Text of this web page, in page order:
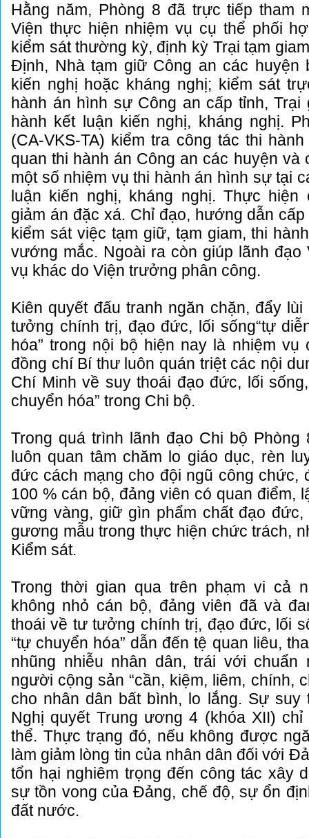
Hằng năm, Phòng 8 đã trực tiếp tham
Viện thực hiện nhiệm vụ cụ thể phối
kiểm sát thường kỳ, định kỳ Trại tạm
Định, Nhà tạm giữ Công an các huyện
kiến nghị hoặc kháng nghị; kiểm sát
hành án hình sự Công an cấp tỉnh, Trại
hành kết luận kiến nghị, kháng nghị.
(CA-VKS-TA) kiểm tra công tác thi
quan thi hành án Công an các huyện
một số nhiệm vụ thi hành án hình sự tại
luận kiến nghị, kháng nghị. Thực hiện
giảm án đặc xá. Chỉ đạo, hướng dẫn
kiểm sát việc tạm giữ, tạm giam, thi
vướng mắc. Ngoài ra còn giúp lãnh đạo
vụ khác do Viện trưởng phân công.
Kiên quyết đấu tranh ngăn chặn, đẩy
tưởng chính trị, đạo đức, lối sống“tự
hóa” trong nội bộ hiện nay là nhiệm vụ
đồng chí Bí thư luôn quán triệt các nội
Chí Minh về suy thoái đạo đức, lối sống,
chuyển hóa” trong Chi bộ.
Trong quá trình lãnh đạo Chi bộ
luôn quan tâm chăm lo giáo dục, rèn
đức cách mạng cho đội ngũ công chức,
100 % cán bộ, đảng viên có quan điểm,
vững vàng, giữ gìn phẩm chất đạo đức,
gương mẫu trong thực hiện chức trách,
Kiểm sát.
Trong thời gian qua trên phạm vi cả
không nhỏ cán bộ, đảng viên đã và
thoái về tư tưởng chính trị, đạo đức, lối
“tự chuyển hóa” dẫn đến tệ quan liêu,
nhũng nhiễu nhân dân, trái với chuẩn
người cộng sản “cần, kiệm, liêm, chính,
cho nhân dân bất bình, lo lắng. Sự suy
Nghị quyết Trung ương 4 (khóa XII)
thể. Thực trạng đó, nếu không được
làm giảm lòng tin của nhân dân đối với
tổn hại nghiêm trọng đến công tác xây
sự tồn vong của Đảng, chế độ, sự ổn
đất nước.